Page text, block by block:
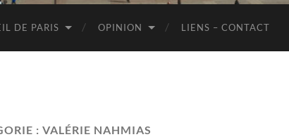
Paris
DE PARIS OPINION LIENS – CONTACT
: VALÉRIE NAHMIAS